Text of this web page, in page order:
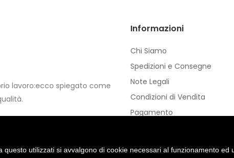
lavoro:ecco spiegato come
Informazioni
Chi Siamo
Spedizioni e Consegne
Note Legali
Condizioni di Vendita
Pagamento
questo utilizzati si avvalgono di cookie necessari al funzionamento ed